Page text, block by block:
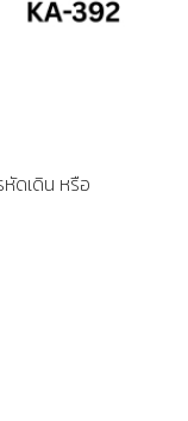
ดเดิน หรือ